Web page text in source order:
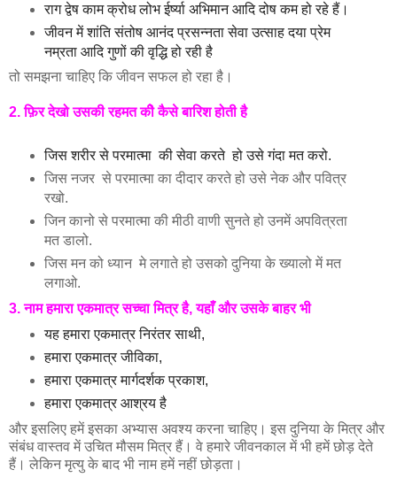
राग द्वेष काम क्रोध लोभ ईर्ष्या अभिमान आदि दोष कम हो रहे हैं।
जीवन में शांति संतोष आनंद प्रसन्नता सेवा उत्साह दया प्रेम
नम्रता आदि गुणों की वृद्धि हो रही है
तो समझना चाहिए कि जीवन सफल हो रहा है।
2.फ़िर देखो उसकी रहमत कीे कैसे बारिश होती है
जिस शरीर से परमात्मा की सेवा करते हो उसे गंदा मत करो.
जिस नजर से परमात्मा का दीदार करते हो उसे नेक और पवित्र
रखो.
जिन कानो से परमात्मा की मीठी वाणी सुनते हो उनमें अपवित्रता
मत डालो.
जिस मन को ध्यान मे लगाते हो उसको दुनिया के ख्यालो में मत
लगाओ.
3. नाम हमारा एकमात्र सच्चा मित्र है, यहाँ और उसके बाहर भी
यह हमारा एकमात्र निरंतर साथी,
हमारा एकमात्र जीविका,
हमारा एकमात्र मार्गदर्शक प्रकाश,
हमारा एकमात्र आश्रय है
और इसलिए हमें इसका अभ्यास अवश्य करना चाहिए। इस दुनिया के मित्र और
संबंध वास्तव में उचित मौसम मित्र हैं। वे हमारे जीवनकाल में भी हमें छोड़ देते
हैं। लेकिन मृत्यु के बाद भी नाम हमें नहीं छोड़ता।